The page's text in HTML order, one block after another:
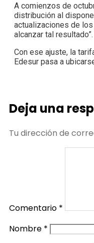
A comienzos de
distribución al
actualizaciones de
alcanzar tal resultado”.
Con ese ajuste, la
Edesur pasa a
Deja una
Tu dirección de
Comentario *
Nombre *